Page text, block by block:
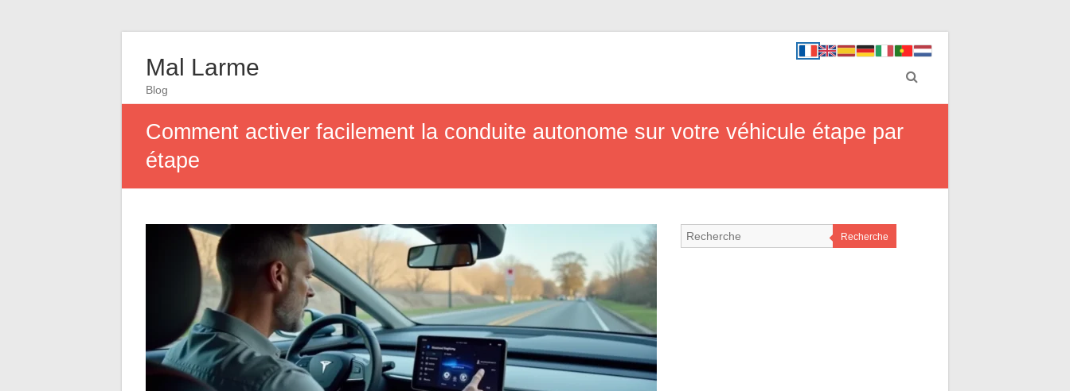
Mal Larme
Blog
Comment activer facilement la conduite autonome sur votre véhicule étape par
étape
Recherche